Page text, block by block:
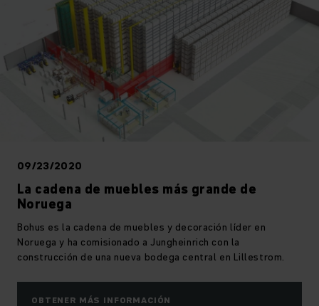
09/23/2020
La cadena de muebles más grande de
Noruega
Bohus es la cadena de muebles y decoración líder en
Noruega y ha comisionado a Jungheinrich con la
construcción de una nueva bodega central en Lillestrom.
OBTENER MÁS INFORMACIÓN